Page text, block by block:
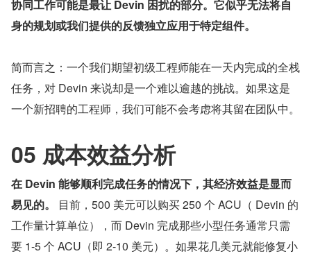
协同工作可能是最让 Devin 困扰的部分。它似乎无法将自
身的规划或我们提供的反馈独立应用于特定组件。
简而言之：一个我们期望初级工程师能在一天内完成的全栈
任务，对 Devin 来说却是一个难以逾越的挑战。如果这是
一个新招聘的工程师，我们可能不会考虑将其留在团队中。
05 成本效益分析
在 Devin 能够顺利完成任务的情况下，其经济效益是显而
易见的。
目前，500 美元可以购买 250 个 ACU（ Devin 的
工作量计算单位），而 Devin 完成那些小型任务通常只需
要 1-5 个 ACU（即 2-10 美元）。如果花几美元就能修复小